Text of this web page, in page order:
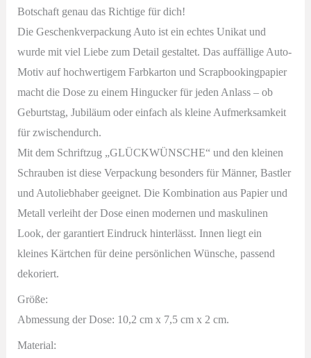
Botschaft genau das Richtige für dich!
Die Geschenkverpackung Auto ist ein echtes Unikat und
wurde mit viel Liebe zum Detail gestaltet. Das auffällige Auto-
Motiv auf hochwertigem Farbkarton und Scrapbookingpapier
macht die Dose zu einem Hingucker für jeden Anlass – ob
Geburtstag, Jubiläum oder einfach als kleine Aufmerksamkeit
für zwischendurch.
Mit dem Schriftzug „GLÜCKWÜNSCHE“ und den kleinen
Schrauben ist diese Verpackung besonders für Männer, Bastler
und Autoliebhaber geeignet. Die Kombination aus Papier und
Metall verleiht der Dose einen modernen und maskulinen
Look, der garantiert Eindruck hinterlässt. Innen liegt ein
kleines Kärtchen für deine persönlichen Wünsche, passend
dekoriert.
Größe:
Abmessung der Dose: 10,2 cm x 7,5 cm x 2 cm.
Material: